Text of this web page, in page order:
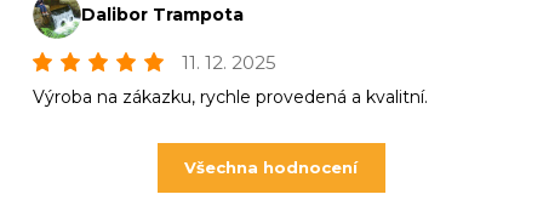
Dalibor Trampota
11. 12. 2025
Výroba na zákazku, rychle provedená a kvalitní.
Všechna hodnocení